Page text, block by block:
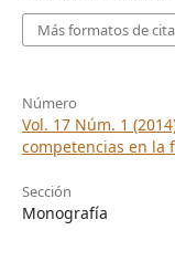
Más formatos de cita
Número
Vol. 17 Núm. 1
competencias en la
Sección
Monografía